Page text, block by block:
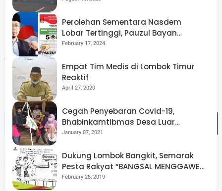
News yang turut serta membagikan bantuan
mengatakan bahwa bantuan ini merupakan insiatif dari
para wartawan Lobar yang tergabung di Forta. Para
wartawan melakukan urunan dana. Selain itu Forta
melakukan penghimpunan donasi dari para donatur,
kemudian disalurkan ke korban bencana. (*)
Tags Lobar
Share
Perolehan Sementara Nasdem
Lobar Tertinggi, Pauzul Bayan
Berpeluang “Rebut” Kursi Dapil 3
February 17, 2024
Empat Tim Medis di Lombok Timur
Reaktif
April 27, 2020
Cegah Penyebaran Covid-19,
Bhabinkamtibmas Desa Luar
Pantau Kegiatan Posyandu
January 07, 2021
Dukung Lombok Bangkit, Semarak
Pesta Rakyat “BANGSAL MENGGAWE”
Kembali Digelar Para Seniman Di
February 28, 2019